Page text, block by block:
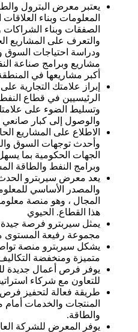
يعتبر معرض البترول
المعلومات وبناء
الصفقات وبناء
والتعرف على المشاريع
ودراسة احتياجات
مشاريع وبرامج صناعة
أكبر مشاريعها في
إبراز علامتك التجارية
الرئيسيين في قطاع
وتسليط الضوء على
والوصول إلى كبار صانعي
الاطلاع على المشاريع
وأحدث توجهات السوق
الجهات الحكومية بما
وبرامج النفط والطاقة
يعد معرض سيربترو
والمصدر الأساسي
المجال ، وهو منصة
هذا القطاع. الحيوي
يمثل سيربترو فرصة جيدة
مجموعة رفيعة المستوى
يشكل سيربترو منصة
متميزة ومنخفضة
يوفر فرص أعمال جديدة
للتعاون مع شركاء
طريقة فعالة لتحفيز فرص
المنتجات والخدمات
والطاقة.
يوفر المعرض للشركة